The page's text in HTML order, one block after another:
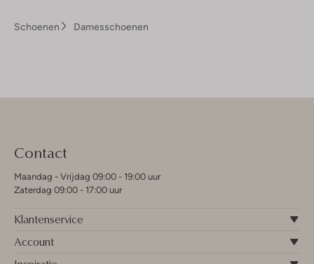
Schoenen Damesschoenen
Contact
Maandag - Vrijdag 09:00 - 19:00 uur
Zaterdag 09:00 - 17:00 uur
Klantenservice
Account